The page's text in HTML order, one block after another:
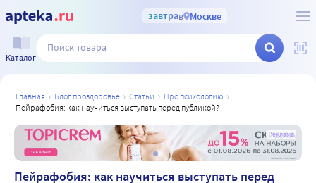
завтрав Москве
Каталог
главная блог проздоровье статьи
про психологию
пейрафобия: как научиться выступать перед публикой?
Реклама
Пейрафобия: как научиться выступать перед